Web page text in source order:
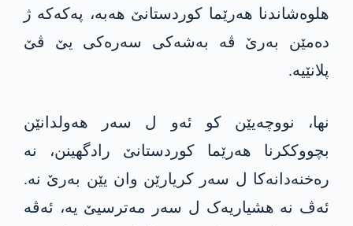
ھلوەشاندنا ھەرێما کوردستانێ ھەبە، پەکەکە ژ
دەمێن بەرێ ڤە بەشەکی سەرەکی یێ ڤێ
پلانێیە.
نھا، نووچەیێن کو ئەو ل سەر ھەولدانێن
بچووککرنا ھەرێما کوردستانێ رادگھینن، نە
رەخنەدانەکا ل سەر کریارێن وان یێن بەرێ نە.
ئەڤ نە ھشیاریەک ل سەر مەترسیێ یە، ئەڤە